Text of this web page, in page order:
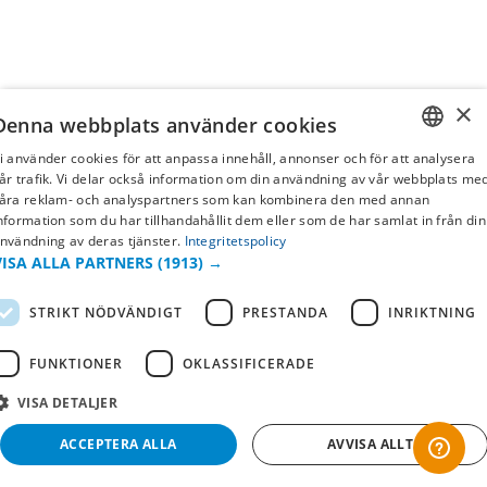
SWEDISH
FI
×
webbplats använder cookies
använder cookies för att anpassa innehåll, annonser och för att analysera
trafik. Vi delar också information om din användning av vår webbplats
reklam- och analyspartners som kan kombinera den med annan
som du har tillhandahållit dem eller som de har samlat in från din
av deras tjänster. Integritetspolicy
ALLA PARTNERS (1913) →
STRIKT NÖDVÄNDIGT PRESTANDA INRIKTNING
FUNKTIONER OKLASSIFICERADE
VISA DETALJER
ACCEPTERA ALLA AVVISA ALLT